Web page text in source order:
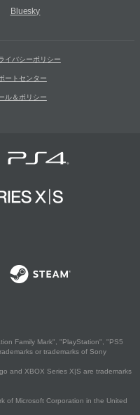
Bluesky
イバシーポリシー
ートセンター
ル＆ポリシー
Family Mark", "PlayStation", "PS5
or trademarks of Sony
and XBOX Series X|S are trademarks
of Microsoft Corporation in the United